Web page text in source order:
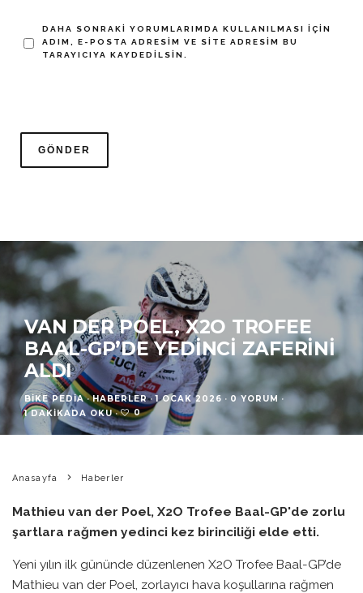
DAHA SONRAKI YORUMLARIMDA KULLANILMASI IÇIN
ADIM, E-POSTA ADRESIM VE SITE ADRESIM BU
TARAYICIYA KAYDEDILSIN.
VAN DER POEL, X2O TROFEE
BAAL-GP’DE YEDINCI ZAFERINI
ALDI
BIKE PEDIA · HABERLER · 1 OCAK 2026 · 0 YORUM ·
1 DAKIKADA OKU · 0
Anasayfa Haberler
Mathieu van der Poel, X2O Trofee Baal-GP'de zorlu
şartlara rağmen yedinci kez birinciliği elde etti.
Yeni yılın ilk gününde düzenlenen X2O Trofee Baal-GP’de
Mathieu van der Poel, zorlayıcı hava koşullarına rağmen